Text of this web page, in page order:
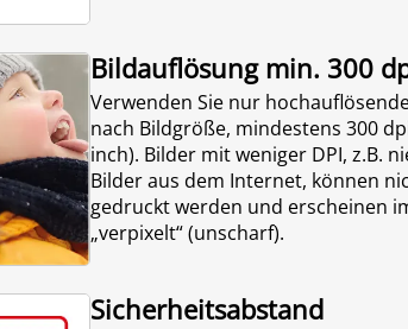
Bildauflösung min. 300
Verwenden Sie nur
nach Bildgröße, mindestens 300
inch). Bilder mit weniger DPI, z.B.
Bilder aus dem Internet, können
gedruckt werden und erscheinen
„verpixelt“ (unscharf).
Sicherheitsabstand